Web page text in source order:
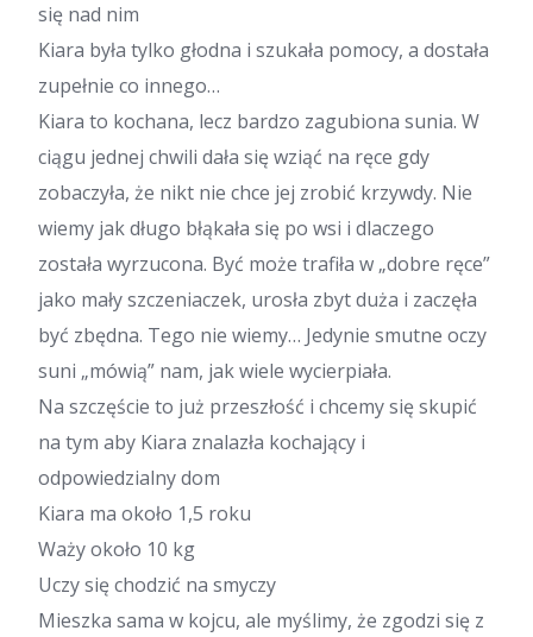
się nad nim
Kiara była tylko głodna i szukała pomocy, a dostała
zupełnie co innego…
Kiara to kochana, lecz bardzo zagubiona sunia. W
ciągu jednej chwili dała się wziąć na ręce gdy
zobaczyła, że nikt nie chce jej zrobić krzywdy. Nie
wiemy jak długo błąkała się po wsi i dlaczego
została wyrzucona. Być może trafiła w „dobre ręce”
jako mały szczeniaczek, urosła zbyt duża i zaczęła
być zbędna. Tego nie wiemy… Jedynie smutne oczy
suni „mówią” nam, jak wiele wycierpiała.
Na szczęście to już przeszłość i chcemy się skupić
na tym aby Kiara znalazła kochający i
odpowiedzialny dom
Kiara ma około 1,5 roku
Waży około 10 kg
Uczy się chodzić na smyczy
Mieszka sama w kojcu, ale myślimy, że zgodzi się z